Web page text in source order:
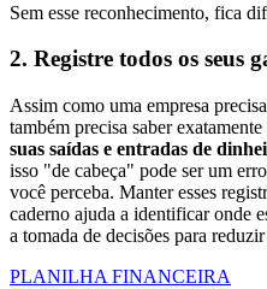
Sem esse reconhecimento, fica
2. Registre todos os seus
Assim como uma empresa
também precisa saber
suas saídas e entradas de
isso "de cabeça" pode ser um
você perceba. Manter esses
caderno ajuda a identificar onde
a tomada de decisões para reduzir
PLANILHA FINANCEIRA